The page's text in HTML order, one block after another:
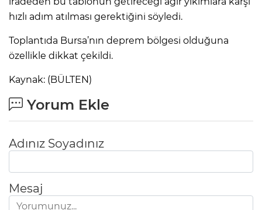
hızlı adım atılması gerektiğini söyledi.
Toplantıda Bursa’nın deprem bölgesi olduğuna
özellikle dikkat çekildi.
Kaynak: (BÜLTEN)
Yorum Ekle
Adınız Soyadınız
Mesaj